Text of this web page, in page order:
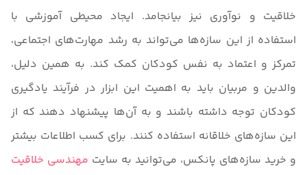
خلاقیت و نوآوری نیز بیانجامد. ایجاد محیطی آموزشی با
استفاده از این سازه‌ها می‌تواند به رشد مهارت‌های اجتماعی،
تمرکز و اعتماد به نفس کودکان کمک کند. به همین دلیل،
والدین و مربیان باید به اهمیت این ابزار در فرآیند یادگیری
کودکان توجه داشته باشند و به آن‌ها پیشنهاد دهند که از
این سازه‌های خلاقانه استفاده کنند. برای کسب اطلاعات بیشتر
و خرید سازه‌های پانکس، می‌توانید به سایت مهندسی خلاقیت